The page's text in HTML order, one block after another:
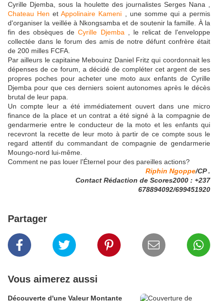
Cyrille Djemba, sous la houlette des journalistes Serges Nana ,
Chateau Hen etAppolinaire Kameni , une somme qui a permis
d'organiser la veillée à Nkongsamba et de soutenir la famille. À la
fin des obsèques deCyrille Djemba , le relicat de l'enveloppe
collectée dans le forum des amis de notre défunt confrère était
de 200 milles FCFA.
Par ailleurs le capitaine Mebouinz Daniel Fritz qui coordonnait les
dépenses de ce forum, a décidé de compléter cet argent de ses
propres poches pour acheter une moto aux enfants de Cyrille
Djemba pour que ces derniers soient autonomes après le décès
brutal de leur papa.
Un compte leur a été immédiatement ouvert dans une micro
finance de la place et un contrat a été signé à la compagnie de
gendarmerie entre le conducteur de la moto et les enfants qui
recevront la recette de leur moto à partir de ce compte sous le
regard attentif du commandant de compagnie de gendarmerie
Moungo-nord lui-même.
Comment ne pas louer l'Éternel pour des pareilles actions?
Riphin Ngoppe/CP .
Contact Rédaction de Scores2000 : +237
678894092/699451920
Partager
Vous aimerez aussi
Découverte d'une Valeur Montante